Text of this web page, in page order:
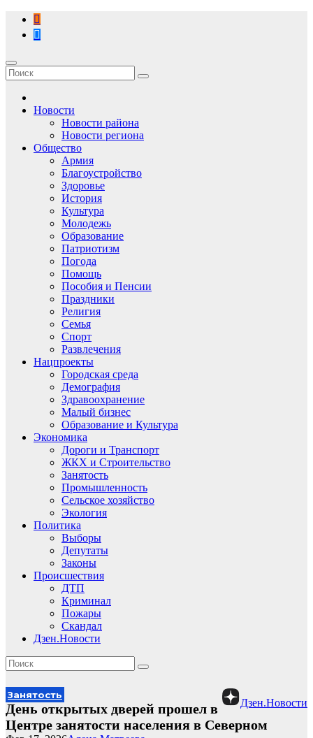
Перейти
содержимому
Новости
Новости района
Новости региона
Общество
Армия
Благоустройство
Здоровье
История
Культура
Молодежь
Образование
Патриотизм
Погода
Помощь
Пособия и Пенсии
Праздники
Религия
Семья
Спорт
Развлечения
Нацпроекты
Городская среда
Демография
Здравоохранение
Малый бизнес
Образование и Культура
Экономика
Дороги и Транспорт
ЖКХ и Строительство
Занятость
Промышленность
Сельское хозяйство
Экология
Политика
Выборы
Депутаты
Законы
Происшествия
ДТП
Криминал
Пожары
Скандал
Дзен.Новости
Дзен.Новости
Занятость
День открытых дверей прошел в
Центре занятости населения в Северном